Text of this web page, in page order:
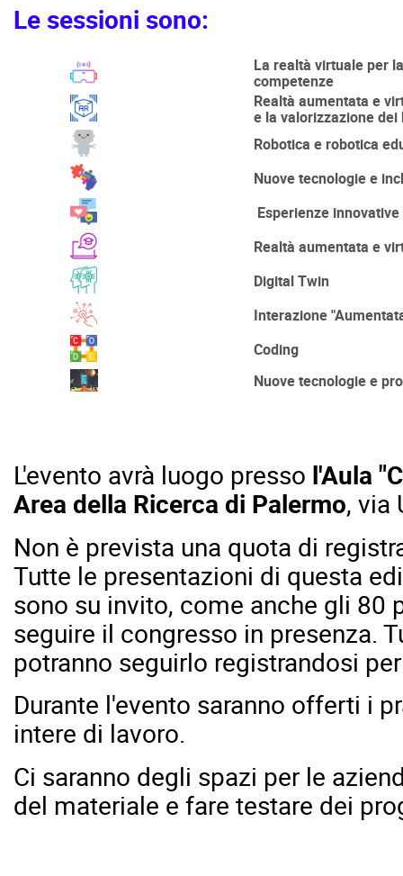
Le sessioni sono:
La realtà virtuale per
competenze
Realtà aumentata e
e la valorizzazione
Robotica e robotica
Nuove tecnologie e
Esperienze
Realtà aumentata e
Digital Twin
Interazione
Coding
Nuove tecnologie e
L'evento avrà luogo presso l'Aula
Area della Ricerca di Palermo, via
Non è prevista una quota di
Tutte le presentazioni di questa
sono su invito, come anche gli 80
seguire il congresso in presenza.
potranno seguirlo registrandosi
Durante l'evento saranno offerti i
intere di lavoro.
Ci saranno degli spazi per le
del materiale e fare testare dei